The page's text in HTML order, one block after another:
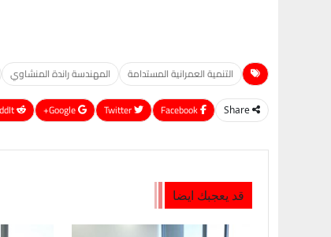
التنمية العمرانية المستدامة المهندسة راندة المنشاوي
Share
Google+
ReddIt
قد يعجبك ايضا